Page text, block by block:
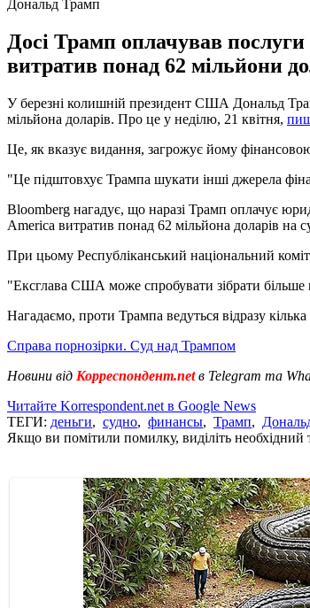
Дональд Трамп
Досі Трамп оплачував послуги
витратив понад 62 мільйони
У березні колишній президент США Дональд
мільйона доларів. Про це у неділю, 21 квітня,
Це, як вказує видання, загрожує йому
"Це підштовхує Трампа шукати інші джерела
Bloomberg нагадує, що наразі Трамп оплачує
America витратив понад 62 мільйона доларів на
При цьому Республіканський національний
"Ексглава США може спробувати зібрати більше
Нагадаємо, проти Трампа ведуться відразу
Справа порнозірки. Суд над Трампом
Новини від Корреспондент.netв Telegram та
Читайте Korrespondent.net в Google News
ТЕГИ: деньги, судно, финансы, Трамп,
Якщо ви помітили помилку, виділіть